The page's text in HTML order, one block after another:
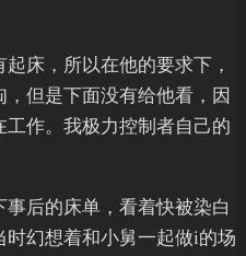
床，所以在他的要求下，
但是下面没有给他看，因
作。我极力控制者自己的
后的床单，看着快被染白
幻想着和小舅一起做i的场